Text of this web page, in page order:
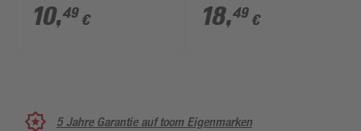
10,49 € 18,49 €
5 Jahre Garantie auf toom Eigenmarken